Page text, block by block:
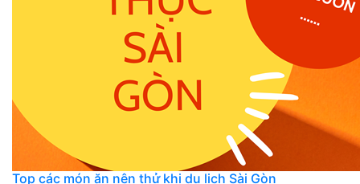
Top các món ăn nên thử khi du lịch Sài Gòn